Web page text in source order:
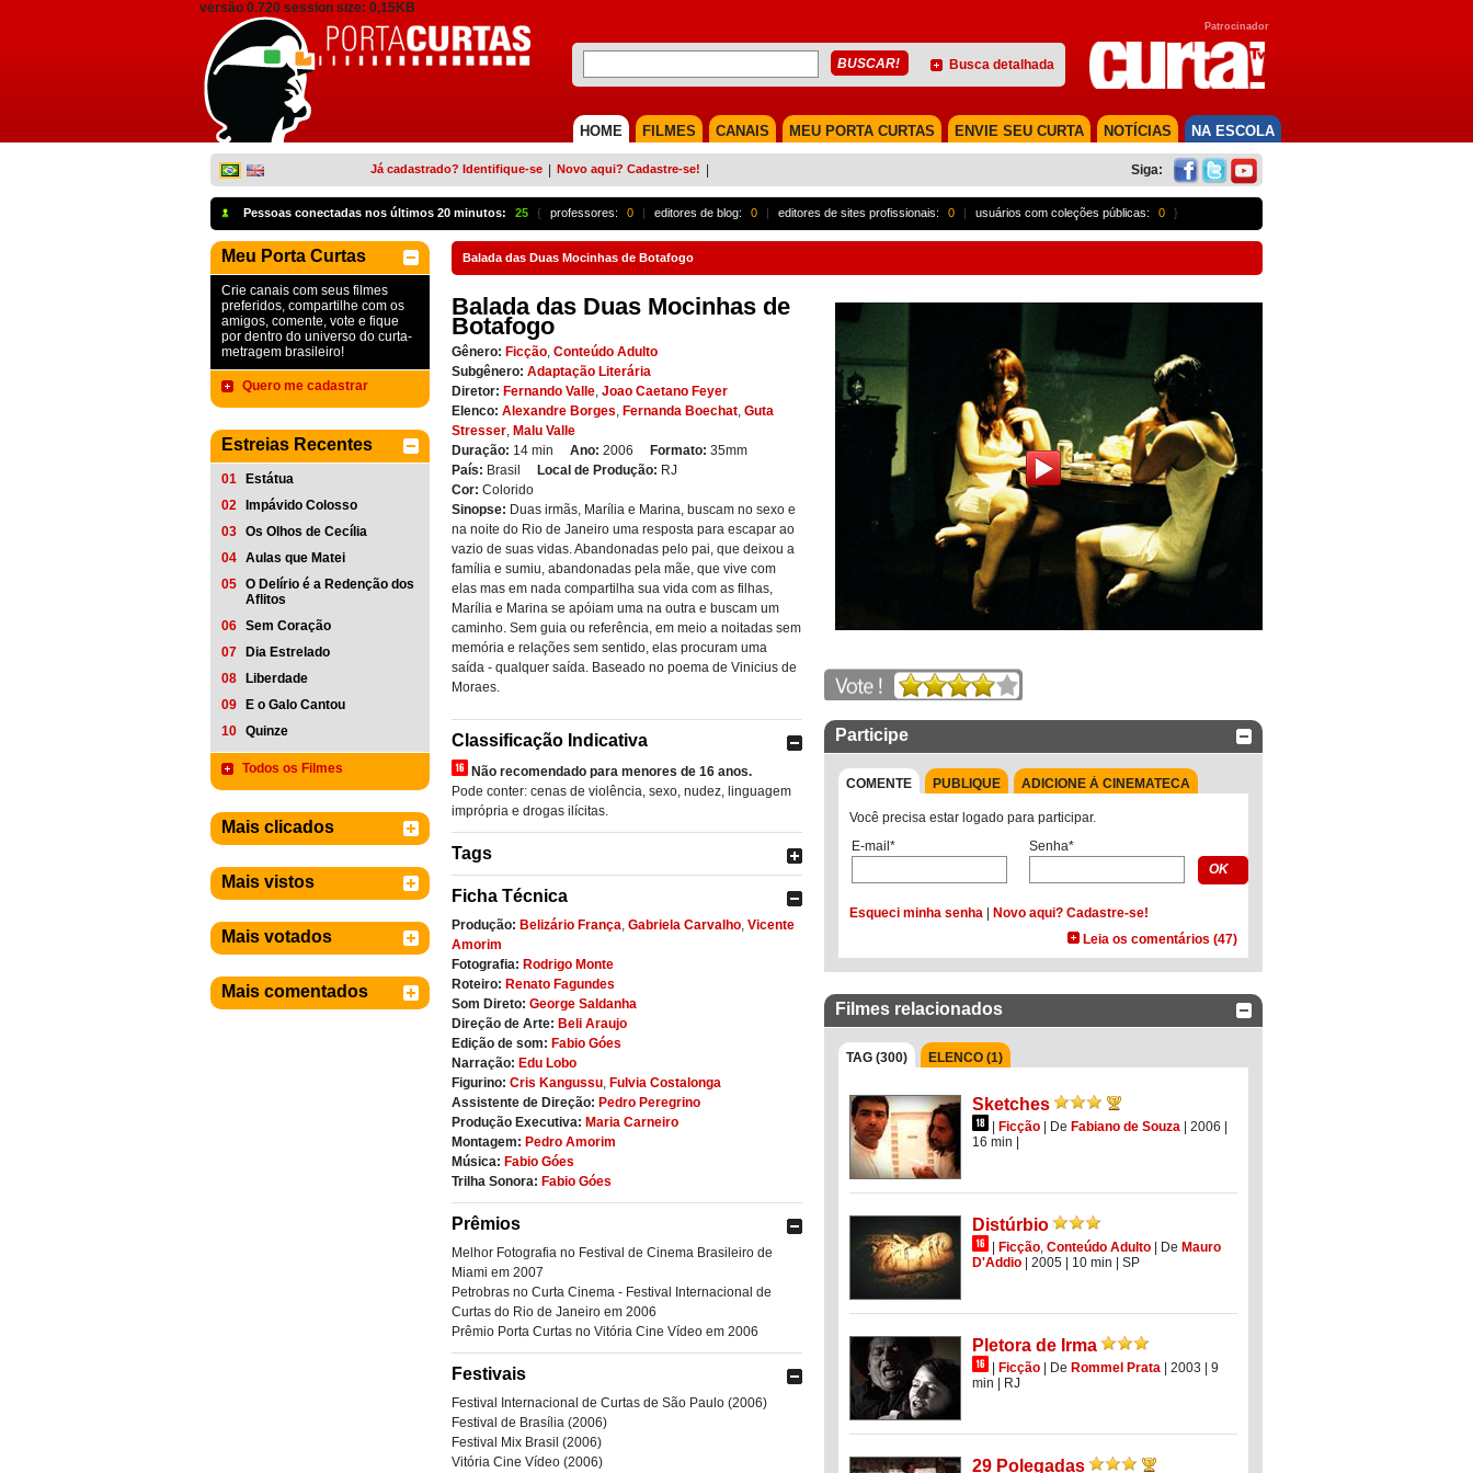
versão 0.720 session size: 0,15KB
Busca detalhada
Patrocinador
NA ESCOLA
NOTÍCIAS
ENVIE SEU CURTA
MEU PORTA CURTAS
CANAIS
FILMES
HOME
Siga:
Já cadastrado? Identifique-se Novo aqui? Cadastre-se!
Pessoas conectadas nos últimos 20 minutos: 25 { professores: 0 | editores de blog: 0 | editores de sites profissionais: 0 | usuários com coleções públicas: 0 }
Meu Porta Curtas
Crie canais com seus filmes
preferidos, compartilhe com os
amigos, comente, vote e fique
por dentro do universo do curta-
metragem brasileiro!
Quero me cadastrar
Estreias Recentes
01
Estátua
02
Impávido Colosso
03 Os Olhos de Cecília
04 Aulas que Matei
05 O Delírio é a Redenção dos
Aflitos
06 Sem Coração
07
Dia Estrelado
08
Liberdade
09
E o Galo Cantou
10 Quinze
Todos os Filmes
Mais clicados
Mais vistos
Mais votados
Mais comentados
Balada das Duas Mocinhas de Botafogo
Balada das Duas Mocinhas de
Botafogo
Gênero: Ficção, Conteúdo Adulto
Subgênero: Adaptação Literária
Diretor: Fernando Valle, Joao Caetano Feyer
Elenco: Alexandre Borges, Fernanda Boechat, Guta
Stresser, Malu Valle
Duração: 14 min Ano: 2006 Formato: 35mm
País: Brasil Local de Produção: RJ
Cor: Colorido
Sinopse: Duas irmãs, Marília e Marina, buscam no sexo e
na noite do Rio de Janeiro uma resposta para escapar ao
vazio de suas vidas. Abandonadas pelo pai, que deixou a
família e sumiu, abandonadas pela mãe, que vive com
elas mas em nada compartilha sua vida com as filhas,
Marília e Marina se apóiam uma na outra e buscam um
caminho. Sem guia ou referência, em meio a noitadas sem
memória e relações sem sentido, elas procuram uma
saída - qualquer saída. Baseado no poema de Vinicius de
Moraes.
Classificação Indicativa
Não recomendado para menores de 16 anos.
Pode conter: cenas de violência, sexo, nudez, linguagem
imprópria e drogas ilícitas.
Tags
Ficha Técnica
Produção: Belizário França, Gabriela Carvalho, Vicente
Amorim
Fotografia: Rodrigo Monte
Roteiro: Renato Fagundes
Som Direto: George Saldanha
Direção de Arte: Beli Araujo
Edição de som: Fabio Góes
Narração: Edu Lobo
Figurino: Cris Kangussu, Fulvia Costalonga
Assistente de Direção: Pedro Peregrino
Produção Executiva: Maria Carneiro
Montagem: Pedro Amorim
Música: Fabio Góes
Trilha Sonora: Fabio Góes
Prêmios
Melhor Fotografia no Festival de Cinema Brasileiro de
Miami em 2007
Petrobras no Curta Cinema - Festival Internacional de
Curtas do Rio de Janeiro em 2006
Prêmio Porta Curtas no Vitória Cine Vídeo em 2006
Festivais
Festival Internacional de Curtas de São Paulo (2006)
Festival de Brasília (2006)
Festival Mix Brasil (2006)
Vitória Cine Vídeo (2006)
Participe
COMENTE PUBLIQUE ADICIONE À CINEMATECA
Você precisa estar logado para participar.
E-mail*
Senha*
Esqueci minha senha | Novo aqui? Cadastre-se!
Leia os comentários (47)
Filmes relacionados
TAG (300) ELENCO (1)
Sketches
| Ficção | De Fabiano de Souza | 2006 |
16 min |
Distúrbio
| Ficção Conteúdo Adulto | De Mauro
D'Addio | 2005 | 10 min | SP
Pletora de Irma
| Ficção | De Rommel Prata | 2003 | 9
min | RJ
29 Polegadas